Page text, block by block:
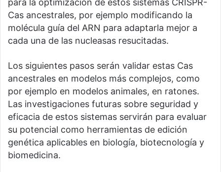
para la optimización de estos sistemas CRISPR-
Cas ancestrales, por ejemplo modificando la
molécula guía del ARN para adaptarla mejor a
cada una de las nucleasas resucitadas.
Los siguientes pasos serán validar estas Cas
ancestrales en modelos más complejos, como
por ejemplo en modelos animales, en ratones.
Las investigaciones futuras sobre seguridad y
eficacia de estos sistemas servirán para evaluar
su potencial como herramientas de edición
genética aplicables en biología, biotecnología y
biomedicina.